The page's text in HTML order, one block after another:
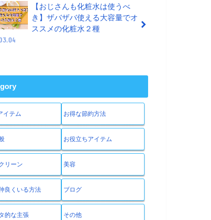
【おじさんも化粧水は使うべ
き】ザバザバ使える大容量でオ
ススメの化粧水２種
イテム お得な節約方法
お役立ちアイテム
リーン 美容
良くいる方法 ブログ
的な主張 その他